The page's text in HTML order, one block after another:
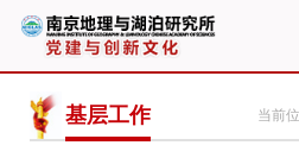
基层工作 当前